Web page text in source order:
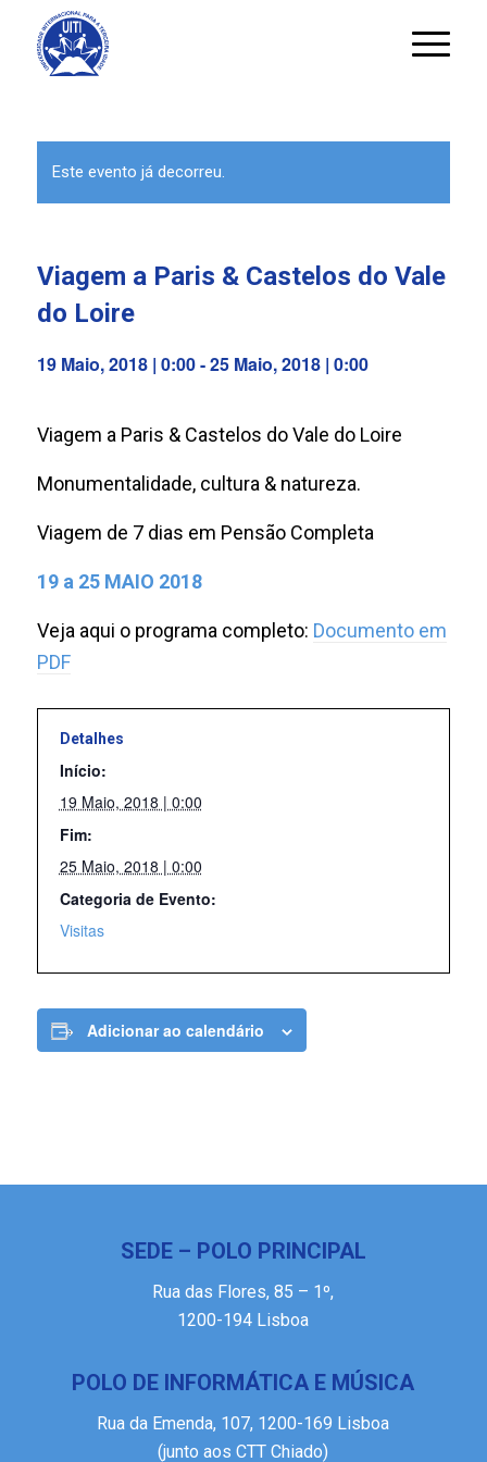
Este evento já decorreu.
Viagem a Paris & Castelos do Vale
do Loire
19 Maio, 2018 | 0:00-25 Maio, 2018 | 0:00
Viagem a Paris & Castelos do Vale do Loire
Monumentalidade, cultura & natureza.
Viagem de 7 dias em Pensão Completa
19 a 25 MAIO 2018
Veja aqui o programa completo: Documento em
PDF
Detalhes
Início:
19 Maio, 2018 | 0:00
Fim:
25 Maio, 2018 | 0:00
Categoria de Evento:
Visitas
Adicionar ao calendário
SEDE – POLO PRINCIPAL
Rua das Flores, 85 – 1º,
1200-194 Lisboa
POLO DE INFORMÁTICA E MÚSICA
Rua da Emenda, 107, 1200-169 Lisboa
(junto aos CTT Chiado)